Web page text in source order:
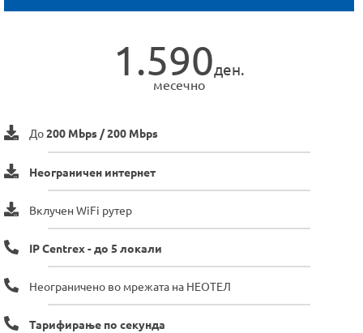
1.590ден.
месечно
До200 Mbps / 200 Mbps
Неограничен интернет
Вклучен WiFi рутер
IP Centrex - до 5 локали
Неограничено во мрежата на НЕОТЕЛ
Тарифирање по секунда